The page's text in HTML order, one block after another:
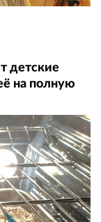
детские
на полную